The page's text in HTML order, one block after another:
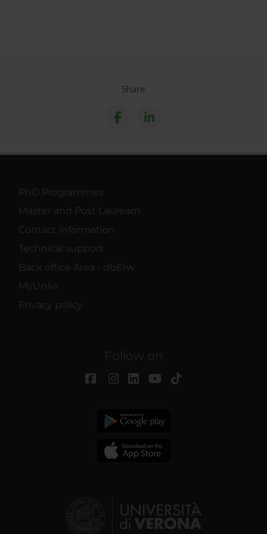
Share
PhD Programmes
Master and Post Lauream
Contact information
Technical support
Back office Area - dbErw
MyUnivr
Privacy policy
Follow on